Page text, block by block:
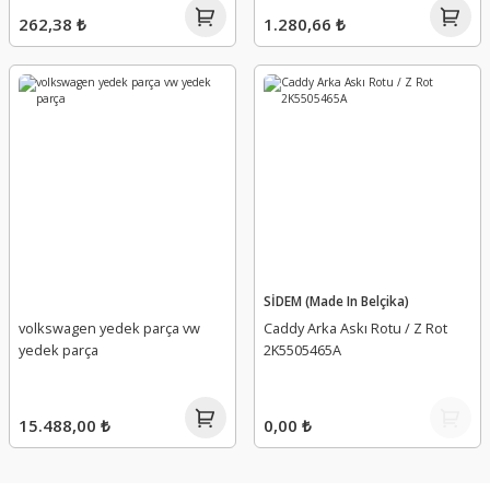
262,38 ₺ 1.280,66 ₺
volkswagen yedek parça vw
yedek parça
15.488,00 ₺
SİDEM (Made In Belçika)
Caddy Arka Askı Rotu / Z Rot
2K5505465A
0,00 ₺